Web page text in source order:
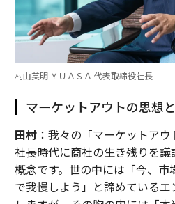
村山英明 ＹＵＡＳＡ 代表取締役社長
マーケットアウトの思想
田村：我々の「マーケットア
社長時代に商社の生き残りを
概念です。世の中には「今、
で我慢しよう」と諦めている